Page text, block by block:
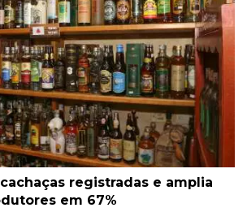
registradas e amplia
em 67%